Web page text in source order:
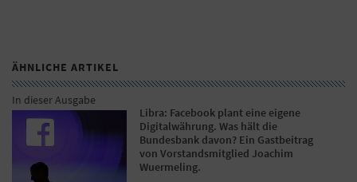
ÄHNLICHE ARTIKEL
In dieser Ausgabe
Libra: Facebook plant eine eigene
Digitalwährung. Was hält die
Bundesbank davon? Ein Gastbeitrag
von Vorstandsmitglied Joachim
Wuermeling.